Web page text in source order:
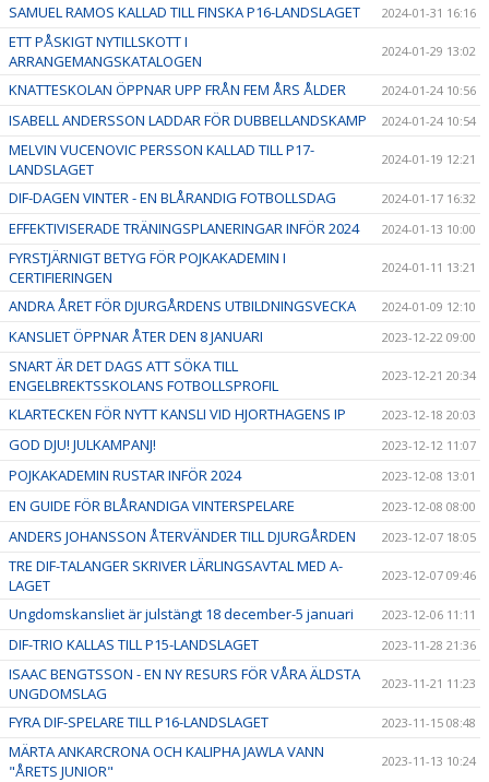
SAMUEL RAMOS KALLAD TILL FINSKA P16-LANDSLAGET 2024-01-31 16:16
ETT PÅSKIGT NYTILLSKOTT I
ARRANGEMANGSKATALOGEN
2024-01-29 13:02
KNATTESKOLAN ÖPPNAR UPP FRÅN FEM ÅRS ÅLDER 2024-01-24 10:56
ISABELL ANDERSSON LADDAR FÖR DUBBELLANDSKAMP 2024-01-24 10:54
MELVIN VUCENOVIC PERSSON KALLAD TILL P17-
LANDSLAGET
2024-01-19 12:21
DIF-DAGEN VINTER - EN BLÅRANDIG FOTBOLLSDAG 2024-01-17 16:32
EFFEKTIVISERADE TRÄNINGSPLANERINGAR INFÖR 2024 2024-01-13 10:00
FYRSTJÄRNIGT BETYG FÖR POJKAKADEMIN I
CERTIFIERINGEN
2024-01-11 13:21
ANDRA ÅRET FÖR DJURGÅRDENS UTBILDNINGSVECKA 2024-01-09 12:10
KANSLIET ÖPPNAR ÅTER DEN 8 JANUARI 2023-12-22 09:00
SNART ÄR DET DAGS ATT SÖKA TILL
ENGELBREKTSSKOLANS FOTBOLLSPROFIL
2023-12-21 20:34
KLARTECKEN FÖR NYTT KANSLI VID HJORTHAGENS IP 2023-12-18 20:03
GOD DJU! JULKAMPANJ! 2023-12-12 11:07
POJKAKADEMIN RUSTAR INFÖR 2024 2023-12-08 13:01
EN GUIDE FÖR BLÅRANDIGA VINTERSPELARE 2023-12-08 08:00
ANDERS JOHANSSON ÅTERVÄNDER TILL DJURGÅRDEN 2023-12-07 18:05
TRE DIF-TALANGER SKRIVER LÄRLINGSAVTAL MED A-
LAGET
2023-12-07 09:46
Ungdomskansliet är julstängt 18 december-5 januari 2023-12-06 11:11
DIF-TRIO KALLAS TILL P15-LANDSLAGET 2023-11-28 21:36
ISAAC BENGTSSON - EN NY RESURS FÖR VÅRA ÄLDSTA
UNGDOMSLAG
2023-11-21 11:23
FYRA DIF-SPELARE TILL P16-LANDSLAGET 2023-11-15 08:48
MÄRTA ANKARCRONA OCH KALIPHA JAWLA VANN
"ÅRETS JUNIOR"
2023-11-13 10:24